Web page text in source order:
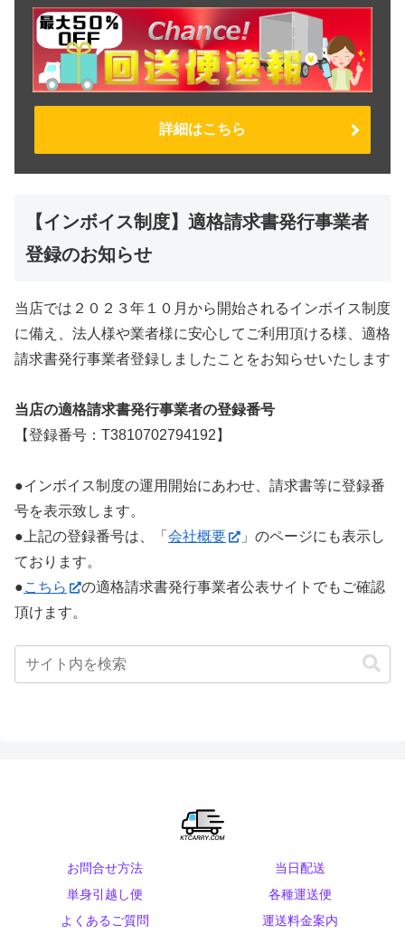
詳細はこちら
【インボイス制度】適格請求書発行事業者
登録のお知らせ
当店では２０２３年１０月から開始されるインボイス制度
に備え、法人様や業者様に安心してご利用頂ける様、適格
請求書発行事業者登録しましたことをお知らせいたします
当店の適格請求書発行事業者の登録番号
【登録番号：T3810702794192】
●インボイス制度の運用開始にあわせ、請求書等に登録番
号を表示致します。
●上記の登録番号は、「 会社概要
」のページにも表示し
ております。
●こちら
の適格請求書発行事業者公表サイトでもご確認
頂けます。
お問合せ方法
当日配送
単身引越し便
各種運送便
よくあるご質問
運送料金案内